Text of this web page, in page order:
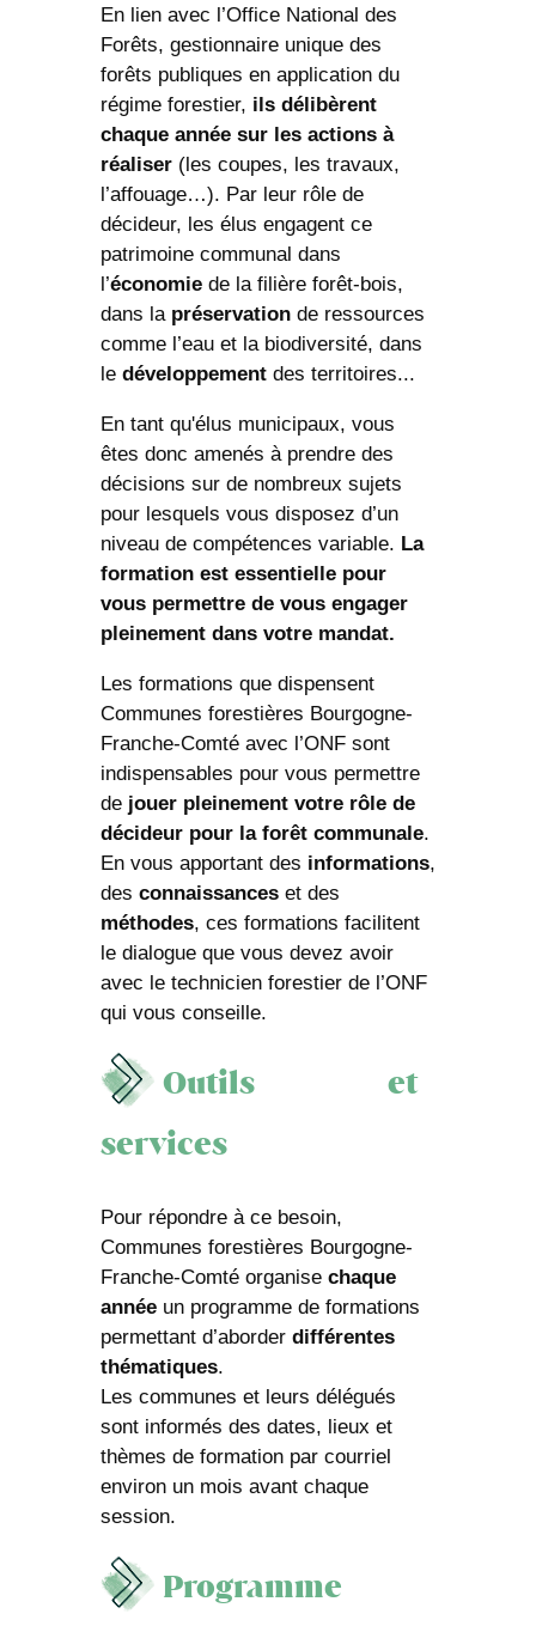
En lien avec l’Office National des
Forêts, gestionnaire unique des
forêts publiques en application du
régime forestier, ils délibèrent
chaque année sur les actions à
réaliser (les coupes, les travaux,
l’affouage…). Par leur rôle de
décideur, les élus engagent ce
patrimoine communal dans
l’économie de la filière forêt-bois,
dans la préservation de ressources
comme l’eau et la biodiversité, dans
le développement des territoires...
En tant qu'élus municipaux, vous
êtes donc amenés à prendre des
décisions sur de nombreux sujets
pour lesquels vous disposez d’un
niveau de compétences variable. La
formation est essentielle pour
vous permettre de vous engager
pleinement dans votre mandat.
Les formations que dispensent
Communes forestières Bourgogne-
Franche-Comté avec l’ONF sont
indispensables pour vous permettre
de jouer pleinement votre rôle de
décideur pour la forêt communale.
En vous apportant des informations,
des connaissances et des
méthodes, ces formations facilitent
le dialogue que vous devez avoir
avec le technicien forestier de l’ONF
qui vous conseille.
Outils et
services
Pour répondre à ce besoin,
Communes forestières Bourgogne-
Franche-Comté organise chaque
année un programme de formations
permettant d’aborder différentes
thématiques.
Les communes et leurs délégués
sont informés des dates, lieux et
thèmes de formation par courriel
environ un mois avant chaque
session.
Programme